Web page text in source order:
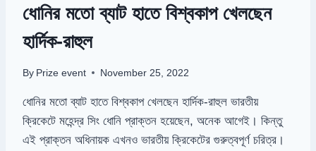
ধোনির মতো ব্যাট হাতে বিশ্বকাপ খেলছেন
হার্দিক-রাহুল
By Prize event November 25, 2022
ধোনির মতো ব্যাট হাতে বিশ্বকাপ খেলছেন হার্দিক-রাহুল ভারতীয়
ক্রিকেটে মহেন্দ্র সিং ধোনি প্রাক্তন হয়েছেন, অনেক আগেই। কিন্তু
এই প্রাক্তন অধিনায়ক এখনও ভারতীয় ক্রিকেটের গুরুত্বপূর্ণ চরিত্র।